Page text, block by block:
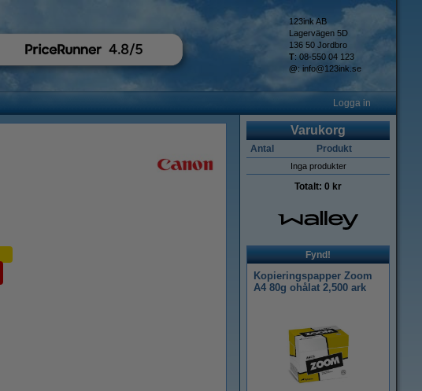
123ink AB
Lagervägen 5D
136 50 Jordbro
T: 08-550 04 123
@: info@123ink.se
Logga in
Varukorg
Antal Produkt
Inga produkter
Totalt: 0 kr
Fynd!
Kopieringspapper Zoom
A4 80g ohålat 2,500 ark